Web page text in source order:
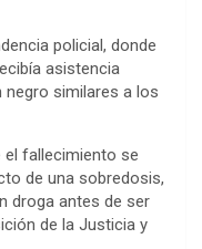
policial, donde
asistencia
similares a los
el fallecimiento se
de una sobredosis,
droga antes de ser
de la Justicia y